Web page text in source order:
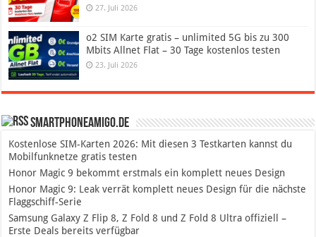
27. Juli 2026
o2 SIM Karte gratis – unlimited 5G bis zu 300
Mbits Allnet Flat – 30 Tage kostenlos testen
23. Juli 2026
SmartphoneAmigo.de
Kostenlose SIM-Karten 2026: Mit diesen 3 Testkarten kannst du
Mobilfunknetze gratis testen
Honor Magic 9 bekommt erstmals ein komplett neues Design
Honor Magic 9: Leak verrät komplett neues Design für die nächste
Flaggschiff-Serie
Samsung Galaxy Z Flip 8, Z Fold 8 und Z Fold 8 Ultra offiziell –
Erste Deals bereits verfügbar